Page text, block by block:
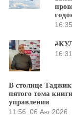
16:35
16:31
В столице
пятого тома
управлении
11:56 06 Авг 2026